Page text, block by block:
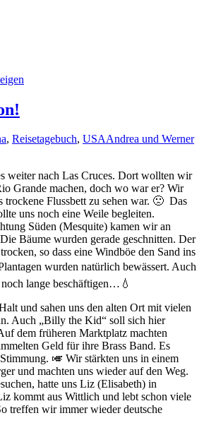
, Reisetagebuch, USAAndrea und Werner
weiter nach Las Cruces. Dort wollten wir
Grande machen, doch wo war er? Wir
trockene Flussbett zu sehen war. 🙁 Das
uns noch eine Weile begleiten.
Süden (Mesquite) kamen wir an
Bäume wurden gerade geschnitten. Der
so dass eine Windböe den Sand ins
wurden natürlich bewässert. Auch
lange beschäftigen…💧
und sahen uns den alten Ort mit vielen
Auch „Billy the Kid“ soll sich hier
dem früheren Marktplatz machten
Geld für ihre Brass Band. Es
🎺 Wir stärkten uns in einem
und machten uns wieder auf den Weg.
hatte uns Liz (Elisabeth) in
kommt aus Wittlich und lebt schon viele
treffen wir immer wieder deutsche